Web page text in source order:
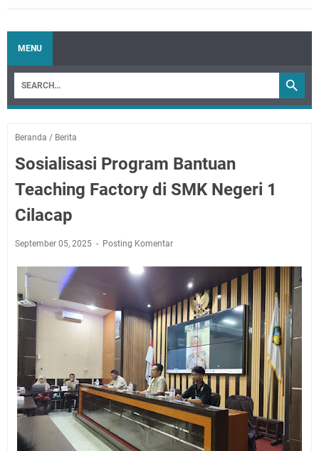
MENU
Beranda / Berita
Sosialisasi Program Bantuan
Teaching Factory di SMK Negeri 1
Cilacap
September 05, 2025 Posting Komentar